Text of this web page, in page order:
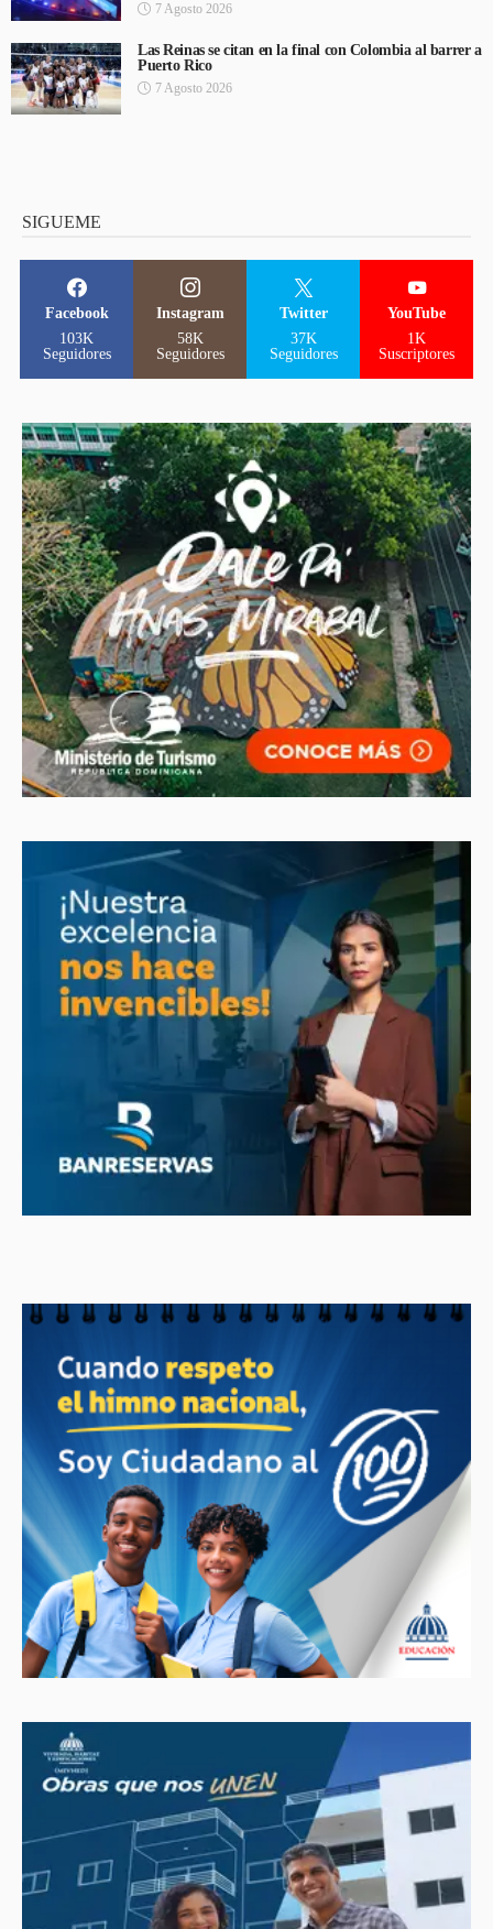
7 Agosto 2026
Las Reinas se citan en la final con Colombia al barrer a
Puerto Rico
7 Agosto 2026
SIGUEME
Facebook
103K
Seguidores
Instagram
58K
Seguidores
Twitter
37K
Seguidores
YouTube
1K
Suscriptores